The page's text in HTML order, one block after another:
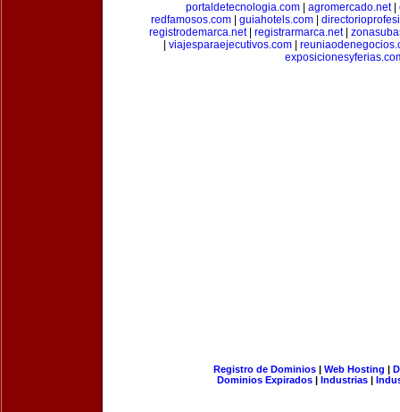
portaldetecnologia.com
agromercado.net|
redfamosos.com| guiahotels.com|
registrodemarca.net| registrarmarca.net|
viajesparaejecutivos.com|
Registro de Dominios| Web Hosting |
Dominios Expirados | Industrias |